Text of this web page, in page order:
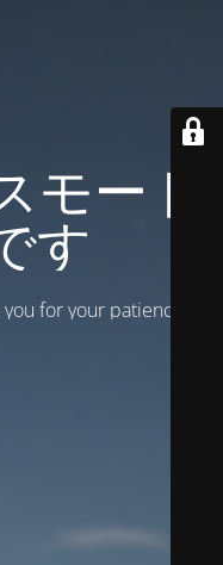
モード
す
for your patience!